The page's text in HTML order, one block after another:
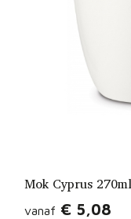
Mok Cyprus 270ml
vanaf € 5,08